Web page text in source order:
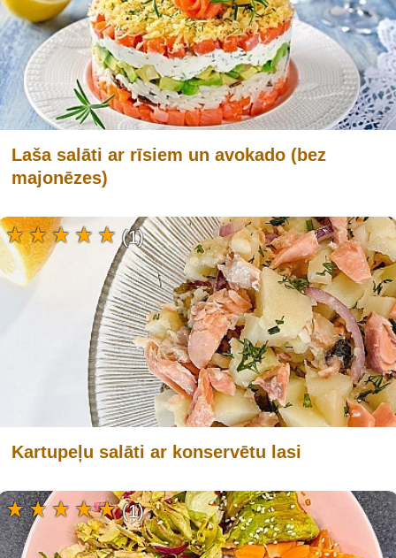
Laša salāti ar rīsiem un avokado (bez
majonēzes)
Kartupeļu salāti ar konservētu lasi
(1)
(1)